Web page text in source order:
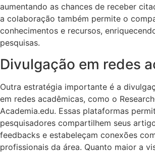
aumentando as chances de receber
a colaboração também permite o
conhecimentos e recursos,
pesquisas.
Divulgação em redes
Outra estratégia importante é a
em redes acadêmicas, como o
Academia.edu. Essas plataformas
pesquisadores compartilhem seus
feedbacks e estabeleçam conexões
profissionais da área. Quanto maior a